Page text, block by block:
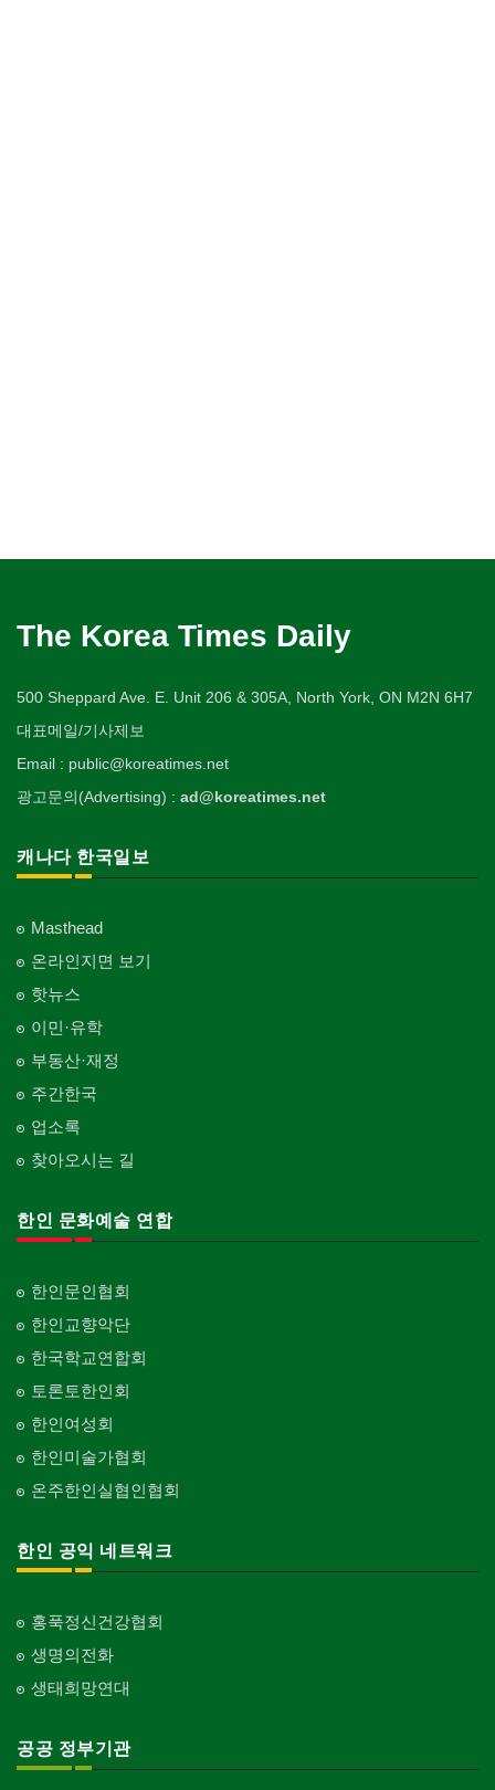
The Korea Times Daily
500 Sheppard Ave. E. Unit 206 & 305A, North York, ON M2N 6H7
대표메일/기사제보
Email : public@koreatimes.net
광고문의(Advertising) : ad@koreatimes.net
캐나다 한국일보
Masthead
온라인지면 보기
핫뉴스
이민·유학
부동산·재정
주간한국
업소록
찾아오시는 길
한인 문화예술 연합
한인문인협회
한인교향악단
한국학교연합회
토론토한인회
한인여성회
한인미술가협회
온주한인실협인협회
한인 공익 네트워크
홍푹정신건강협회
생명의전화
생태희망연대
공공 정부기관